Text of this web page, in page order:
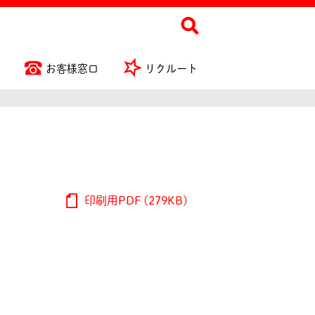
お客様窓口 リクルート
印刷用PDF (279KB)